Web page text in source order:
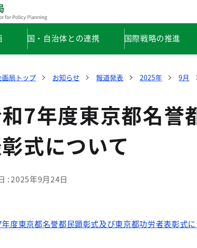
国・自治体との連携 国際戦略の推進
局トップ お知らせ 報道発表 2025年 9月
7年度東京都名誉
式について
2025年9月24日
度東京都名誉都民顕彰式及び東京都功労者表彰式